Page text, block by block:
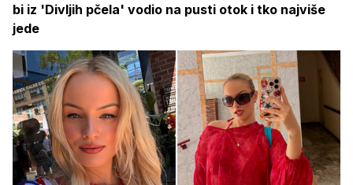
bi iz 'Divljih pčela' vodio na pusti otok i tko najviše
jede